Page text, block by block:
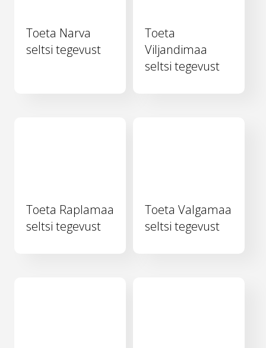
Toeta Narva
seltsi tegevust
Toeta
Viljandimaa
seltsi tegevust
Toeta Raplamaa
seltsi tegevust
Toeta Valgamaa
seltsi tegevust